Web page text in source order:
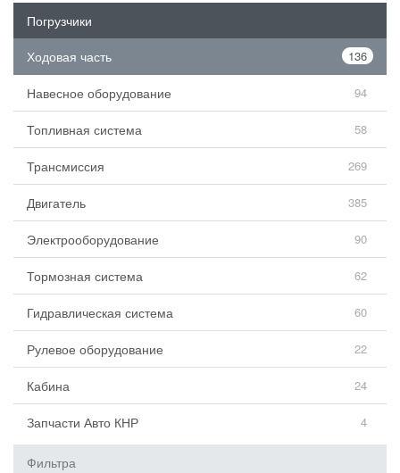
Погрузчики
Ходовая часть
136
Навесное оборудование 94
Топливная система 58
Трансмиссия 269
Двигатель 385
Электрооборудование 90
Тормозная система 62
Гидравлическая система 60
Рулевое оборудование 22
Кабина 24
Запчасти Авто КНР 4
Фильтра